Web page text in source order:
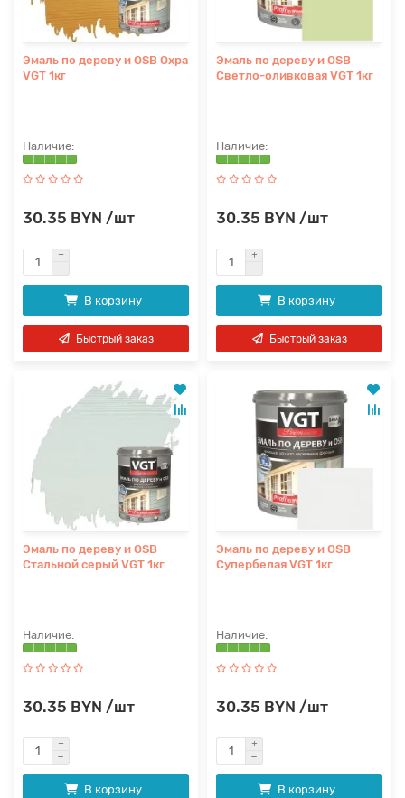
Эмаль по дереву и OSB Охра
VGT 1кг
30.35 BYN /шт
В корзину
Быстрый заказ
Эмаль по дереву и OSB
Светло-оливковая VGT 1кг
30.35 BYN /шт
В корзину
Быстрый заказ
Эмаль по дереву и OSB
Стальной серый VGT 1кг
30.35 BYN /шт
В корзину
Эмаль по дереву и OSB
Супербелая VGT 1кг
30.35 BYN /шт
В корзину